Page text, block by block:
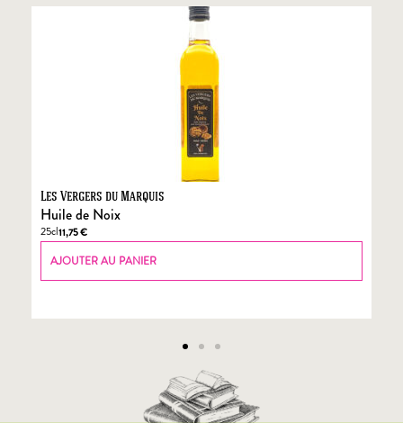
Les Vergers du Marquis
Huile de Noix
25cl11,75€
AJOUTER AU PANIER